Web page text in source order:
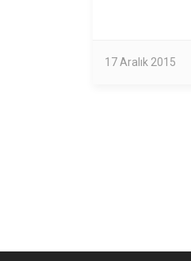
17 Aralık 2015